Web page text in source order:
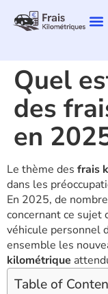
Quel
des
en
Le thème des frais
dans les
En 2025, de
concernant ce sujet
véhicule personnel
ensemble les
kilométrique
Table of